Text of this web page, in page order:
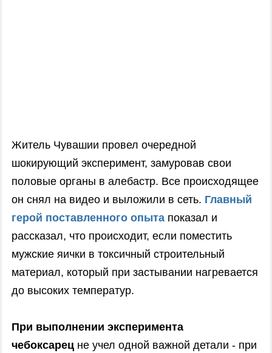
Житель Чувашии провел очередной
шокирующий эксперимент, замуровав свои
половые органы в алебастр. Все происходящее
он снял на видео и выложили в сеть. Главный
герой поставленного опыта показал и
рассказал, что происходит, если поместить
мужские яички в токсичный строительный
материал, который при застывании нагревается
до высоких температур.
При выполнении эксперимента
чебоксарец не учел одной важной детали - при